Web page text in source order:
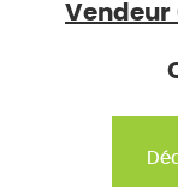
Vendeur